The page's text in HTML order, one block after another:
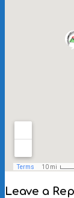
2012-
Leave a